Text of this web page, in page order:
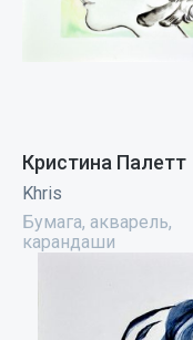
Кристина Палетт
Khris
Бумага, акварель,
карандаши